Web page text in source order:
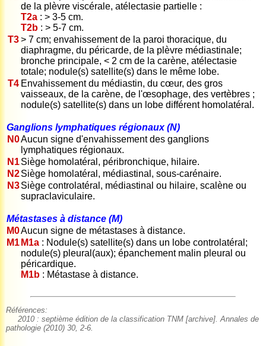
de la plèvre viscérale, atélectasie partielle :
T2a : > 3-5 cm.
T2b : > 5-7 cm.
T3 > 7 cm; envahissement de la paroi thoracique, du
diaphragme, du péricarde, de la plèvre médiastinale;
bronche principale, < 2 cm de la carène, atélectasie
totale; nodule(s) satellite(s) dans le même lobe.
T4 Envahissement du médiastin, du cœur, des gros
vaisseaux, de la carène, de l'œsophage, des vertèbres ;
nodule(s) satellite(s) dans un lobe différent homolatéral.
Ganglions lymphatiques régionaux (N)
N0Aucun signe d'envahissement des ganglions
lymphatiques régionaux.
N1 Siège homolatéral, péribronchique, hilaire.
N2 Siège homolatéral, médiastinal, sous-carénaire.
N3 Siège controlatéral, médiastinal ou hilaire, scalène ou
supraclaviculaire.
Métastases à distance (M)
M0Aucun signe de métastases à distance.
M1 M1a : Nodule(s) satellite(s) dans un lobe controlatéral;
nodule(s) pleural(aux); épanchement malin pleural ou
péricardique.
M1b : Métastase à distance.
Références:
2010 : septième édition de la classification TNM [archive]. Annales de
pathologie (2010) 30, 2-6.